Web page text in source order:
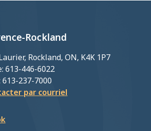
Rockland
Rockland, ON, K4K 1P7
613-446-6022
237-7000
par courriel